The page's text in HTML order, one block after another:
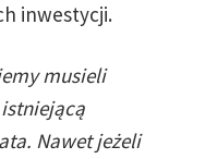
inwestycji.
musieli
Nawet jeżeli